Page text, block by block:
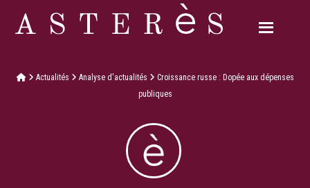
Actualités Analyse d'actualités
Croissance russe : Dopée aux dépenses
publiques